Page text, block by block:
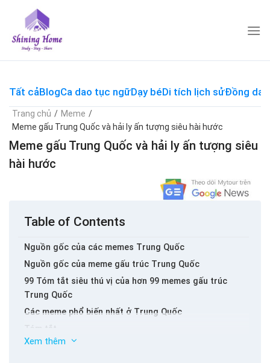
content
Tất cảBlogCa dao tục ngữDạy béDi tích lịch sửĐồng dao
Trang chủ / Meme /
Meme gấu Trung Quốc và hải ly ấn tượng siêu hài hước
Meme gấu Trung Quốc và hải ly ấn tượng siêu
hài hước
Table of Contents
Nguồn gốc của các memes Trung Quốc
Nguồn gốc của meme gấu trúc Trung Quốc
99 Tóm tắt siêu thú vị của hơn 99 memes gấu trúc
Trung Quốc
Các meme phổ biến nhất ở Trung Quốc
Tóm tắt
Xem thêm